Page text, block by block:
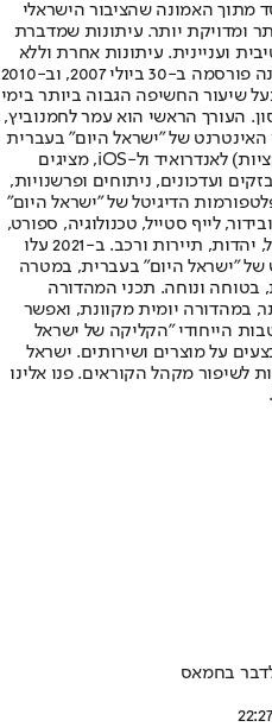
מתוך האמונה שהציבור הישראלי
ומדויקת יותר. עיתונות שמדברת
ועניינית. עיתונות אחרת וללא
תשלום. המהדורה המודפסת הראשונה פורסמה ב-30 ביולי 2007, וב-2010
שיעור החשיפה הגבוה ביותר בימי
העורך הראשי הוא עמר לחמנוביץ,
של "ישראל היום" בעברית
ובאנגלית, כמו כן היישומונים (אפליקציות) לאנדרואיד ול-iOS, מציגים
ועדכונים, ניתוחים ופרשנויות,
הדיגיטל של "ישראל היום"
לייף סטייל, טכנולוגיה, ספורט,
כלכלה וצרכנות, בריאות, חיילים, אוכל, יהדות, תיירות ורכב. ב-2021 עלו
של "ישראל היום" בעברית, במטרה
בטוחה ונוחה. תכני המהדורה
במהדורה יומית מקוונת, ואפשר
הייחודי "הקליקה של ישראל
על מוצרים ושירותים. ישראל
לשיפור מקהל הקוראים. פנו אלינו
בחמאס